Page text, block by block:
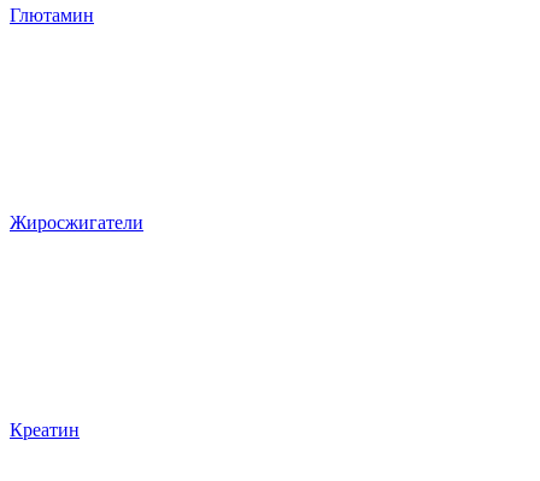
Глютамин
Жиросжигатели
Креатин